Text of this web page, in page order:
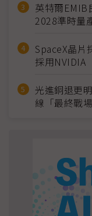
英特爾
2028準時量
SpaceX晶
採用NVIDIA
光進銅退更
線「最終戰場